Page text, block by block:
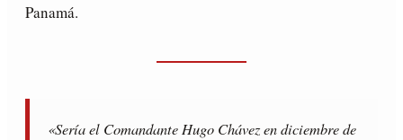
Panamá.
«Sería el Comandante Hugo Chávez en diciembre de